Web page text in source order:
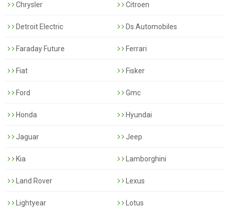
Chrysler Citroen
Detroit Electric Ds Automobiles
Faraday Future Ferrari
Fiat Fisker
Ford Gmc
Honda Hyundai
Jaguar Jeep
Kia Lamborghini
Land Rover Lexus
Lightyear Lotus